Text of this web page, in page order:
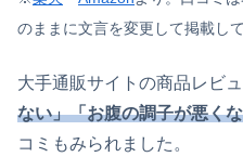
のままに文言を変更して掲載して
大手通販サイトの商品レビ
ない」「お腹の調子が悪く
コミもみられました。